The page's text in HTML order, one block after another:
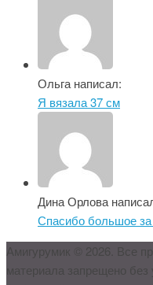
Ольга написал:
Я вязала 37 см
Дина Орлова
Спасибо большое
Амигурумик © 2026. Все
материала запрещено без